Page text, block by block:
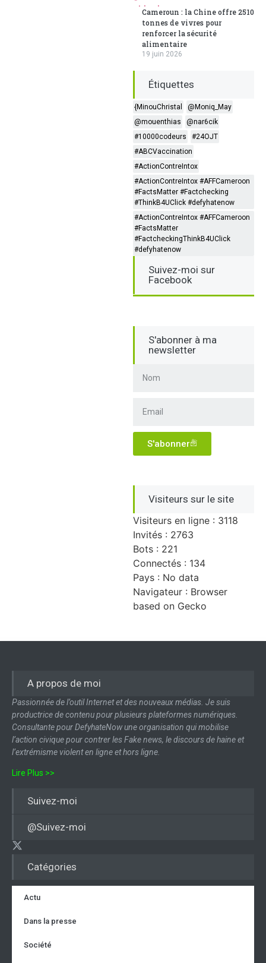
Cameroun : la Chine offre 2510
tonnes de vivres pour
renforcer la sécurité
alimentaire
19 juin 2026
Étiquettes
{MinouChristal
@Moniq_May
@mouenthias
@nar6cik
#10000codeurs
#24OJT
#ABCVaccination
#ActionContreIntox
#ActionContreIntox #AFFCameroon
#FactsMatter #Factchecking
#ThinkB4UClick #defyhatenow
#ActionContreIntox #AFFCameroon
#FactsMatter
#FactcheckingThinkB4UClick
#defyhatenow
Suivez-moi sur
Facebook
S'abonner à ma
newsletter
S'abonner
Visiteurs sur le site
Visiteurs en ligne : 3118
Invités : 2763
Bots : 221
Connectés : 134
Pays : No data
Navigateur : Browser
based on Gecko
Catégories
Actu
Dans la presse
Société
A propos de moi
Passionnée de l’outil Internet et des nouveaux médias. Je suis
productrice de contenu pour plusieurs plateformes numériques.
Consultante pour DefyhateNow une organisation qui mobilise
l’action civique pour contrer les Fake news, le discours de haine et
l’extrémisme violent en ligne et hors ligne.
Lire Plus >>
Suivez-moi
@Suivez-moi